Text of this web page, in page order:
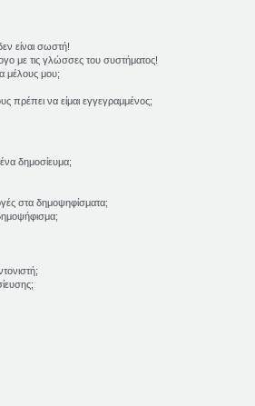
είναι σωστή!
με τις γλώσσες του συστήματος!
μέλους μου;
πρέπει να είμαι εγγεγραμμένος;
δημοσίευμα;
στα δημοψηφίσματα;